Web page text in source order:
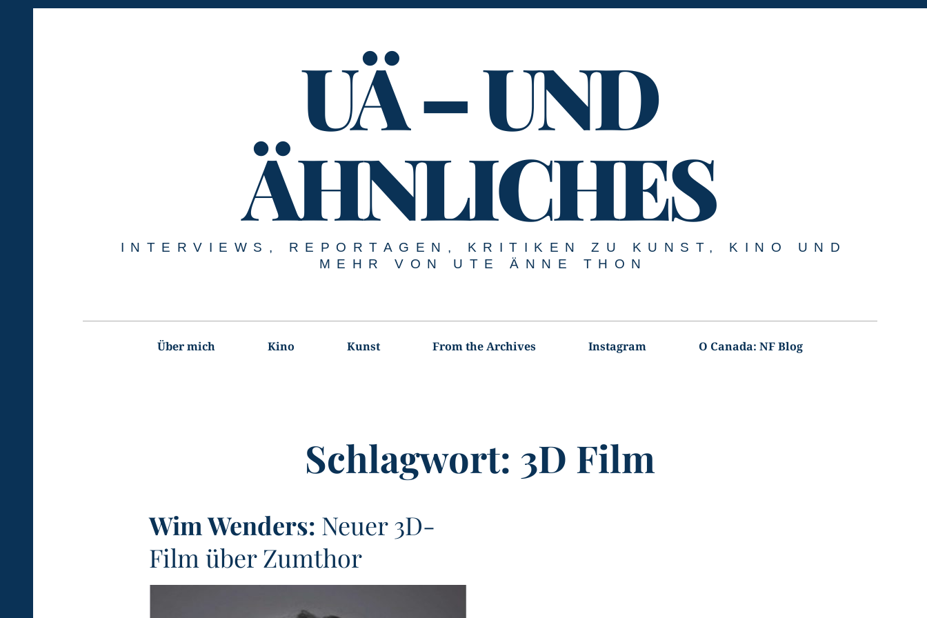
UÄ – UND
ÄHNLICHES
INTERVIEWS, REPORTAGEN, KRITIKEN ZU KUNST, KINO UND
MEHR VON UTE ÄNNE THON
Über mich Kino Kunst From the Archives Instagram O Canada: NF Blog
Schlagwort: 3D Film
Wim Wenders: Neuer 3D-
Film über Zumthor